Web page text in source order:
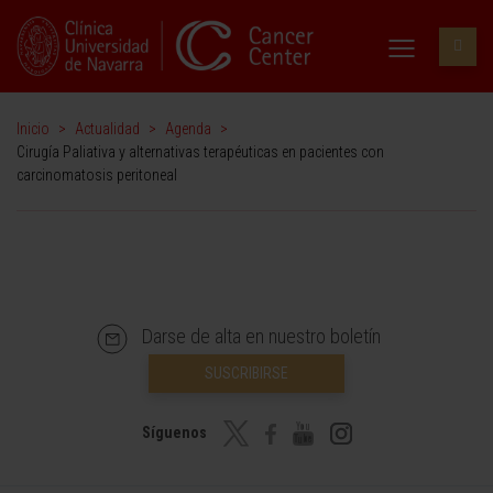
Inicio > Actualidad > Agenda
>
Cirugía Paliativa y alternativas terapéuticas en pacientes con
carcinomatosis peritoneal
Darse de alta en nuestro boletín
SUSCRIBIRSE
Síguenos